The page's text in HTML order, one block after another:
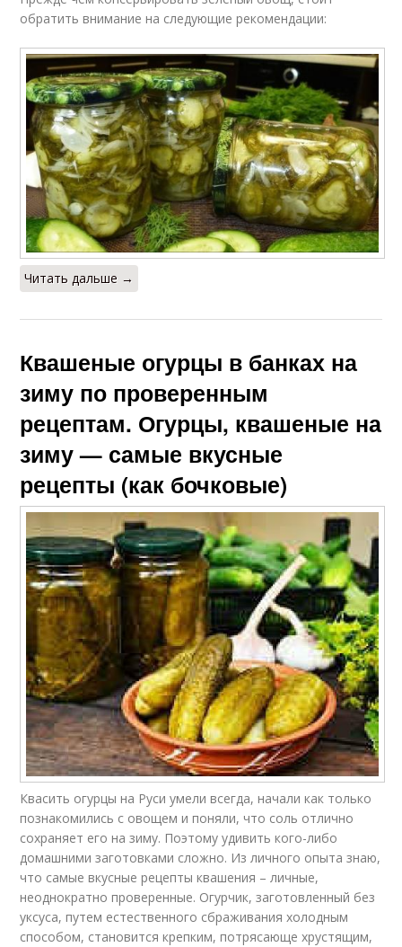
обратить внимание на следующие рекомендации:
Читать дальше →
Квашеные огурцы в банках на
зиму по проверенным
рецептам. Огурцы, квашеные на
зиму — самые вкусные
рецепты (как бочковые)
Квасить огурцы на Руси умели всегда, начали как только
познакомились с овощем и поняли, что соль отлично
сохраняет его на зиму. Поэтому удивить кого-либо
домашними заготовками сложно. Из личного опыта знаю,
что самые вкусные рецепты квашения – личные,
неоднократно проверенные. Огурчик, заготовленный без
уксуса, путем естественного сбраживания холодным
способом, становится крепким, потрясающе хрустящим,